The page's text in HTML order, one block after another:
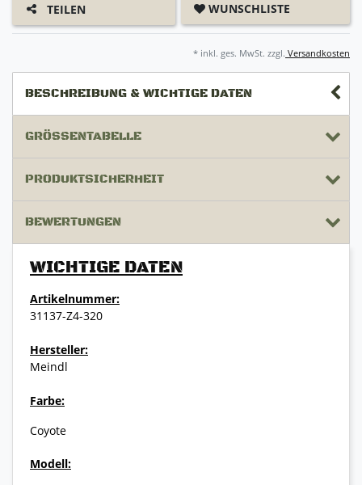
TEILEN WUNSCHLISTE
* inkl. ges. MwSt. zzgl. Versandkosten
BESCHREIBUNG & WICHTIGE DATEN
GRÖSSENTABELLE
PRODUKTSICHERHEIT
BEWERTUNGEN
WICHTIGE DATEN
Artikelnummer:
31137-Z4-320
Hersteller:
Meindl
Farbe:
Coyote
Modell: